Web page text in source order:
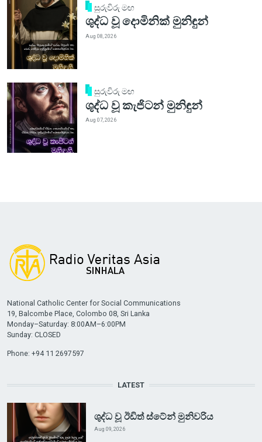
සුරුවිරු මඟ
ශුද්ධ වූ දොමිනික් මුනිඳුන්
Aug 08, 2026
සුරුවිරු මඟ
ශුද්ධ වූ කැජිටන් මුනිඳුන්
Aug 07, 2026
National Catholic Center for Social Communications
19, Balcombe Place, Colombo 08, Sri Lanka
Monday–Saturday: 8:00AM–6:00PM
Sunday: CLOSED
Phone: +94 11 2697597
LATEST
ශුද්ධ වූ ඊඩිත් ස්ටේන් මුනිවරිය
Aug 09, 2026